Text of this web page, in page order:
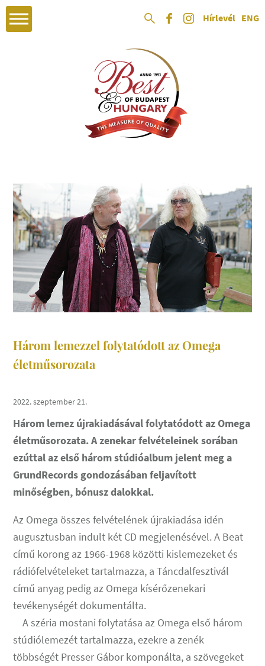
Hírlevél ENG
Három lemezzel folytatódott az Omega
életműsorozata
2022. szeptember 21.
Három lemez újrakiadásával folytatódott az Omega
életműsorozata. A zenekar felvételeinek sorában
ezúttal az első három stúdióalbum jelent meg a
GrundRecords gondozásában feljavított
minőségben, bónusz dalokkal.
Az Omega összes felvételének újrakiadása idén
augusztusban indult két CD megjelenésével. A Beat
című korong az 1966-1968 közötti kislemezeket és
rádiófelvételeket tartalmazza, a Táncdalfesztivál
című anyag pedig az Omega kísérőzenekari
tevékenységét dokumentálta.
A széria mostani folytatása az Omega első három
stúdiólemezét tartalmazza, ezekre a zenék
többségét Presser Gábor komponálta, a szövegeket